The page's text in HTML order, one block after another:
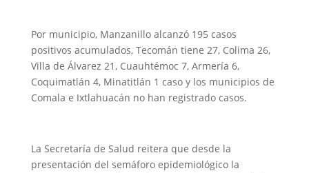
Por municipio, Manzanillo alcanzó 195 casos
positivos acumulados, Tecomán tiene 27, Colima 26,
Villa de Álvarez 21, Cuauhtémoc 7, Armería 6,
Coquimatlán 4, Minatitlán 1 caso y los municipios de
Comala e Ixtlahuacán no han registrado casos.
La Secretaría de Salud reitera que desde la
presentación del semáforo epidemiológico la